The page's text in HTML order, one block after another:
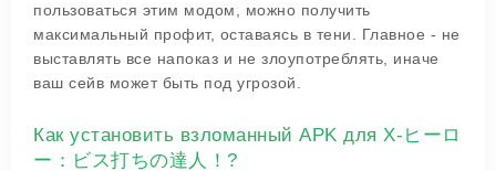
пользоваться этим модом, можно получить
максимальный профит, оставаясь в тени. Главное - не
выставлять все напоказ и не злоупотреблять, иначе
ваш сейв может быть под угрозой.
Как установить взломанный APK для X-ヒーロ
ー：ビス打ちの達人！?